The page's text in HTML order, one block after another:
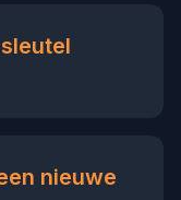
nieuwe